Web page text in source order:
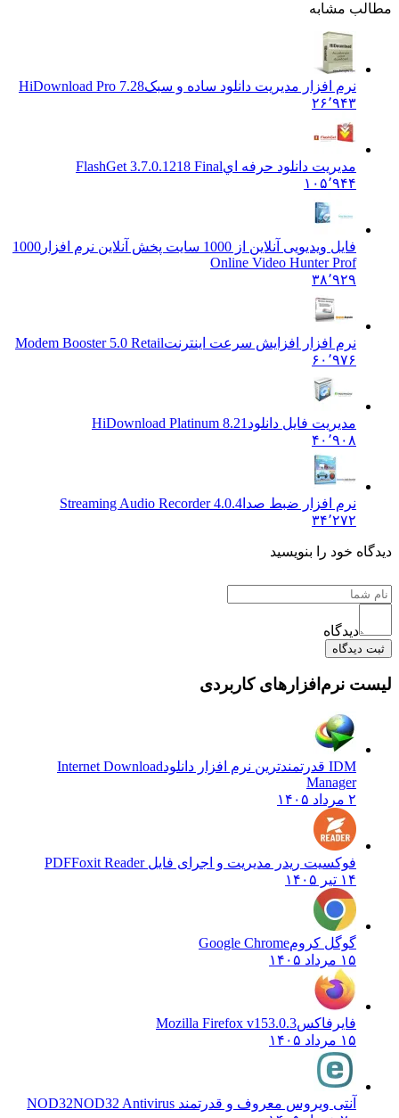
مطالب مشابه
نرم افزار مدیریت دانلود ساده و سبکHiDownload Pro 7.28
۲۶٬۹۴۳
مديريت دانلود حرفه ايFlashGet 3.7.0.1218 Final
۱۰۵٬۹۴۴
فایل ویدیویی آنلاین از 1000 سایت پخش آنلاین نرم افزار
1000
Online Video Hunter Prof
۳۸٬۹۲۹
نرم افزار افزایش سرعت اینترنتModem Booster 5.0 Retail
۶۰٬۹۷۶
مدیریت فایل دانلود HiDownload Platinum 8.21
۴۰٬۹۰۸
نرم افزار ضبط صدا Streaming Audio Recorder 4.0.4
۳۴٬۲۷۲
دیدگاه خود را بنویسید
دیدگاه
ثبت دیدگاه
لیست نرم‌افزارهای کاربردی
IDM قدرتمندترین نرم افزار دانلود
Internet Download
Manager
۲ مرداد ۱۴۰۵
فوکسیت ریدر مدیریت و اجرای فایل PDFFoxit Reader
۱۴ تیر ۱۴۰۵
گوگل کرومGoogle Chrome
۱۵ مرداد ۱۴۰۵
فایرفاکسMozilla Firefox v153.0.3
۱۵ مرداد ۱۴۰۵
آنتی ویروس معروف و قدرتمند NOD32 NOD32 Antivirus